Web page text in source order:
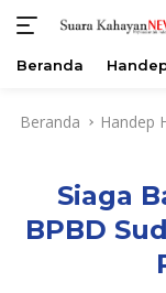
Beranda
Beranda Handep
Siaga
BPBD